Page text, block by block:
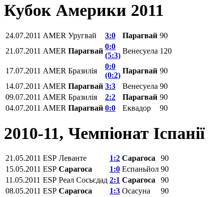
Кубок Америки 2011
24.07.2011 AMER Уругвай 3:0 Парагвай 90
21.07.2011 AMER Парагвай
0:0
(5:3)
Венесуела 120
17.07.2011 AMER Бразилія
0:0
(0:2)
Парагвай 90
14.07.2011 AMER Парагвай 3:3 Венесуела 90
09.07.2011 AMER Бразилія 2:2 Парагвай 90
04.07.2011 AMER Парагвай 0:0 Еквадор 90
2010-11, Чемпiонат Іспанії
21.05.2011 ESP Леванте 1:2 Сарагоса
90
15.05.2011 ESP Сарагоса 1:0 Еспаньйол 90
11.05.2011 ESP Реал Сосьєдад 2:1 Сарагоса
90
08.05.2011 ESP Сарагоса 1:3 Осасуна
90